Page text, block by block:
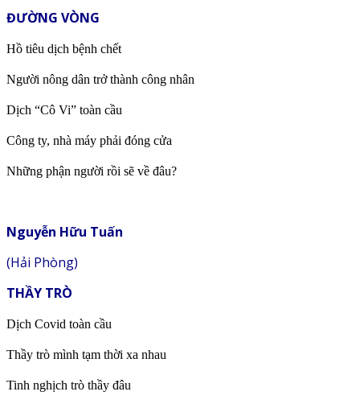
ĐƯỜNG VÒNG
Hồ tiêu dịch bệnh chết
Người nông dân trở thành công nhân
Dịch “Cô Vi” toàn cầu
Công ty, nhà máy phải đóng cửa
Những phận người rồi sẽ về đâu?
Nguyễn Hữu Tuấn
(Hải Phòng)
THẦY TRÒ
Dịch Covid toàn cầu
Thầy trò mình tạm thời xa nhau
Tinh nghịch trò thầy đâu